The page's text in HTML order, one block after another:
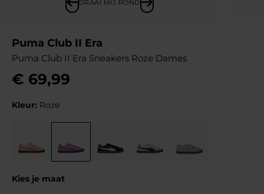
DRAAI MIJ ROND
Puma Club II Era
Puma Club II Era Sneakers Roze Dames
€ 69,99
Kleur: Roze
Kies je maat